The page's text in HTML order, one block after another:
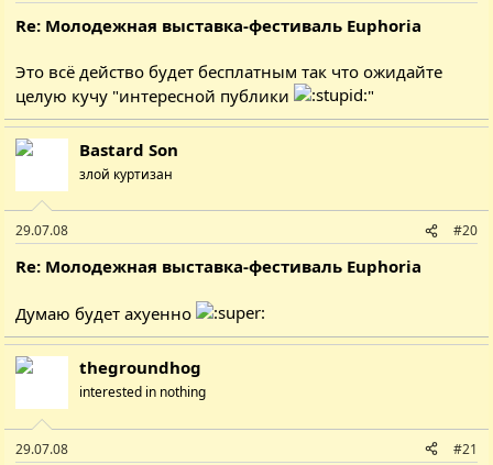
Re: Молодежная выставка-фестиваль Euphoria
Это всё действо будет бесплатным так что ожидайте
целую кучу "интересной публики
"
Bastard Son
злой куртизан
29.07.08 #20
Re: Молодежная выставка-фестиваль Euphoria
Думаю будет ахуенно
thegroundhog
interested in nothing
29.07.08 #21